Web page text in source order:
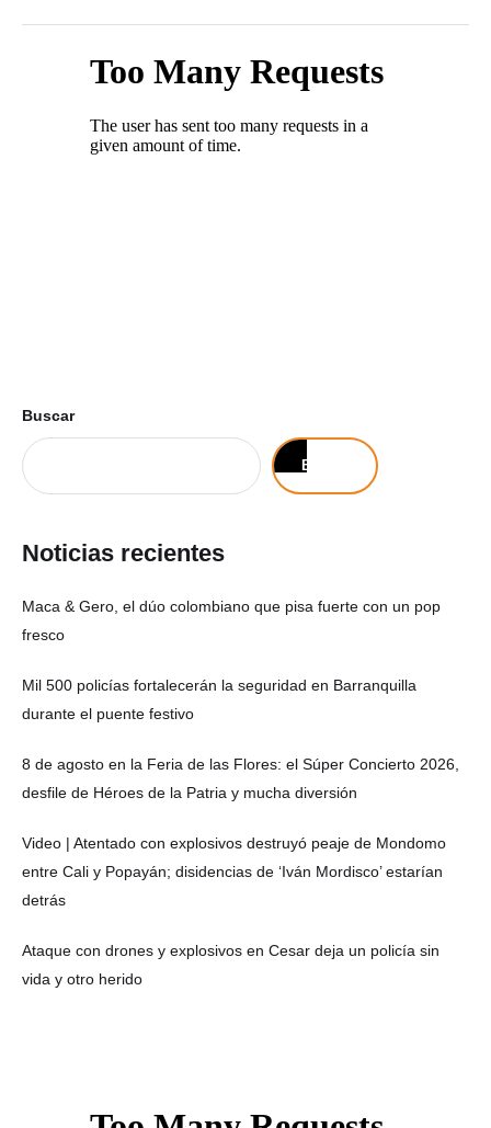
Buscar
Buscar
Noticias recientes
Maca & Gero, el dúo colombiano que pisa fuerte con un pop
fresco
Mil 500 policías fortalecerán la seguridad en Barranquilla
durante el puente festivo
8 de agosto en la Feria de las Flores: el Súper Concierto 2026,
desfile de Héroes de la Patria y mucha diversión
Video | Atentado con explosivos destruyó peaje de Mondomo
entre Cali y Popayán; disidencias de ‘Iván Mordisco’ estarían
detrás
Ataque con drones y explosivos en Cesar deja un policía sin
vida y otro herido